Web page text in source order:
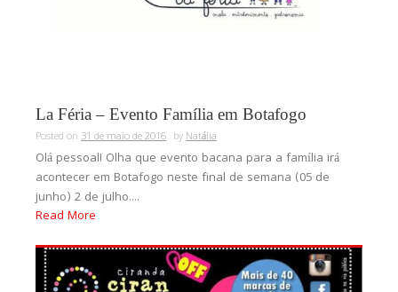
La Féria – Evento Família em Botafogo
Posted on 31 de maio de 2016 byNatália
Olá pessoal! Olha que evento bacana para a família irá
acontecer em Botafogo neste final de semana (05 de
junho) 2 de julho....
Read More